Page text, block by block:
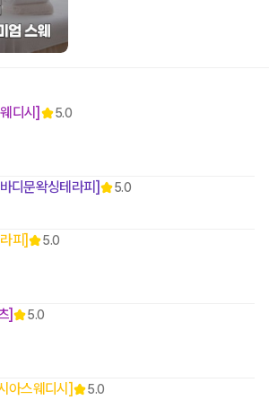
디시]
5.0
디문왁싱테라피] 5.0
피]
5.0
] 5.0
아스웨디시] 5.0